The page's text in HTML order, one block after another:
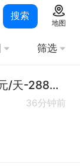
搜索
地图
筛选
五险一金太阳能上市企业日结252元/天-288元/天
36分钟前